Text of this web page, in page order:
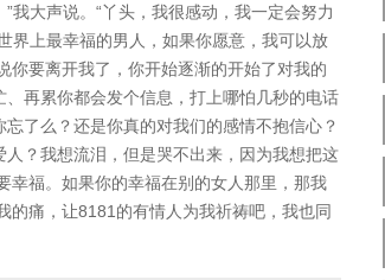
大声说。“丫头，我很感动，我一定会努力
界上最幸福的男人，如果你愿意，我可以放
你要离开我了，你开始逐渐的开始了对我的
再累你都会发个信息，打上哪怕几秒的电话
了么？还是你真的对我们的感情不抱信心？
？我想流泪，但是哭不出来，因为我想把这
幸福。如果你的幸福在别的女人那里，那我
的痛，让8181的有情人为我祈祷吧，我也同